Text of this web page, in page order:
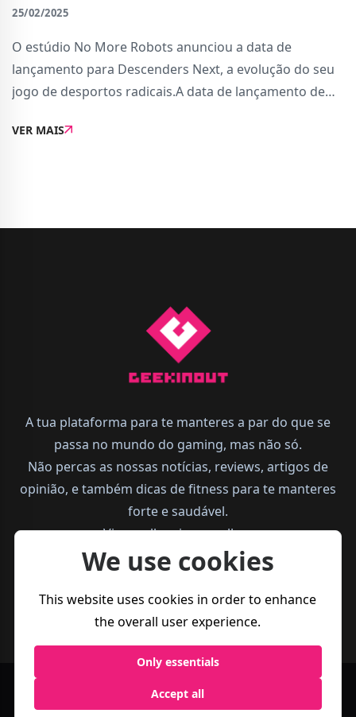
25/02/2025
O estúdio No More Robots anunciou a data de
lançamento para Descenders Next, a evolução do seu
jogo de desportos radicais.A data de lançamento de
Series X | S. No mesmo dia, estará também ...
VER MAIS
A tua plataforma para te manteres a par do que se
passa no mundo do gaming, mas não só.
Não percas as nossas notícias, reviews, artigos de
opinião, e também dicas de fitness para te manteres
forte e saudável.
Vive melhor, joga melhor.
Business
Política de
We use cookies
This website uses cookies in order to enhance
the overall user experience.
Only essentials
Accept all